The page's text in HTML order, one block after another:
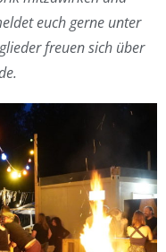
euch gerne unter
freuen sich über